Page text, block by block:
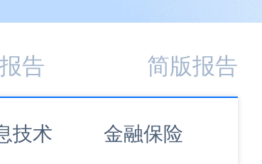
告 简版报告
技术
金融保险